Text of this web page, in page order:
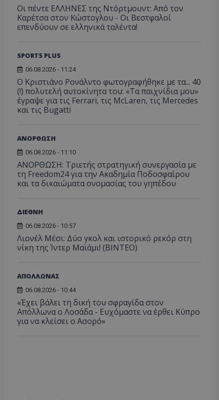
Οι πέντε ΕΛΛΗΝΕΣ της Ντόρτμουντ: Από τον
Καρέτσα στον Κώστογλου - Οι Βεστφαλοί
επενδύουν σε ελληνικά ταλέντα!
SPORTS PLUS
06.08.2026 - 11:24
Ο Κριστιάνο Ρονάλντο φωτογραφήθηκε με τα... 40
(!) πολυτελή αυτοκίνητα του: «Τα παιχνίδια μου»
έγραψε για τις Ferrari, τις McLaren, τις Mercedes
και τις Bugatti
ΑΝΟΡΘΩΣΗ
06.08.2026 - 11:10
ΑΝΟΡΘΩΣΗ: Τριετής στρατηγική συνεργασία με
τη Freedom24 για την Ακαδημία Ποδοσφαίρου
και τα δικαιώματα ονομασίας του γηπέδου
ΔΙΕΘΝΗ
06.08.2026 - 10:57
Λιονέλ Μέσι: Δύο γκολ και ιστορικό ρεκόρ στη
νίκη της Ίντερ Μαϊάμι! (ΒΙΝΤΕΟ)
ΑΠΟΛΛΩΝΑΣ
06.08.2026 - 10:44
«Έχει βάλει τη δική του σφραγίδα στον
Απόλλωνα ο Λοσάδα - Ευχόμαστε να έρθει Κύπρο
για να κλείσει ο Ασορό»